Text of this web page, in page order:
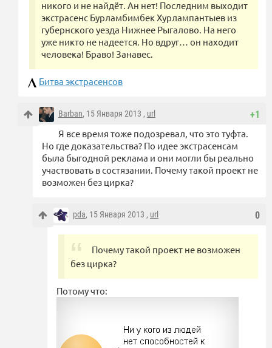
никого и не найдёт. Ан нет! Последним выходит
экстрасенс Бурламбимбек Хурлампантыев из
губернского уезда Нижнее Рыгалово. На него
уже никто не надеется. Но вдруг… он находит
человека! Браво! Занавес.
Битва экстрасенсов
+1
Barban, 15 Января 2013 , url
Я все время тоже подозревал, что это туфта.
Но где доказательства? По идее экстрасенсам
была быгодной реклама и они могли бы реально
участвовать в состязании. Почему такой проект не
возможен без цирка?
0
pda, 15 Января 2013 , url
Почему такой проект не возможен
без цирка?
Потому что: